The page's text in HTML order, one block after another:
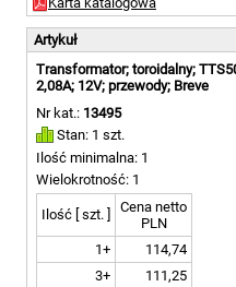
Artykuł
Transformator; toroidalny;
2,08A; 12V; przewody; Breve
Nr kat.: 13495
Stan: 1 szt.
Ilość minimalna: 1
Wielokrotność: 1
Ilość [ szt. ]
Cena netto
PLN
1+
114,74
3+
111,25